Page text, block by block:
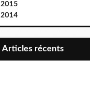
2015
2014
articles récents